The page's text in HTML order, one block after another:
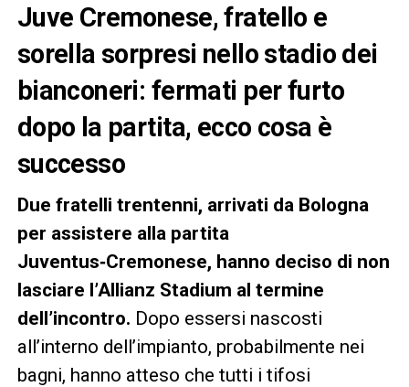
Juve Cremonese, fratello e
sorella sorpresi nello stadio dei
bianconeri: fermati per furto
dopo la partita, ecco cosa è
successo
Due fratelli trentenni, arrivati da Bologna
per assistere alla partita
Juventus‑Cremonese, hanno deciso di non
lasciare l’Allianz Stadium al termine
dell’incontro. Dopo essersi nascosti
all’interno dell’impianto, probabilmente nei
bagni, hanno atteso che tutti i tifosi